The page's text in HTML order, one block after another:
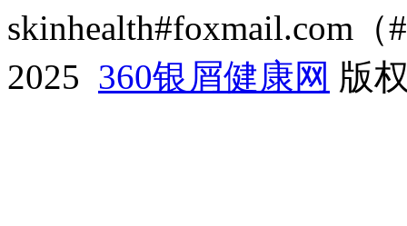
skinhealth#foxmail.com（
2025 360银屑健康网 版